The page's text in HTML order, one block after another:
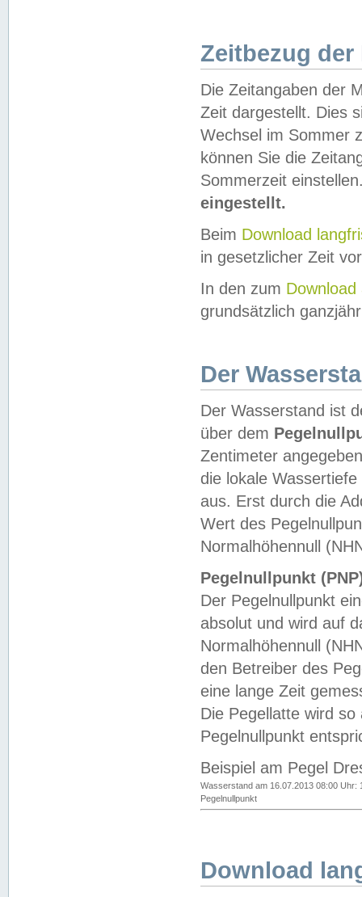
Zeitbezug der
Die Zeitangaben der
Zeit dargestellt. Dies
Wechsel im Sommer
können Sie die
Sommerzeit
eingestellt.
Beim Download
in gesetzlicher Zeit
In den zum Download
grundsätzlich
Der
Der Wasserstand ist
über dem
Zentimeter
die lokale
aus. Erst durch die
Wert des
Normalhöhennull
Pegelnullpunkt
Der Pegelnullpunkt
absolut und wird auf
Normalhöhennull
den Betreiber des
eine lange Zeit
Die Pegellatte wird
Pegelnullpunkt
Beispiel am Pegel
Wasserstand am 16.07.2013 08:00 Uhr:
Pegelnullpunkt
Download